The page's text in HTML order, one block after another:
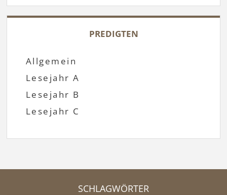
PREDIGTEN
Allgemein
Lesejahr A
Lesejahr B
Lesejahr C
SCHLAGWÖRTER